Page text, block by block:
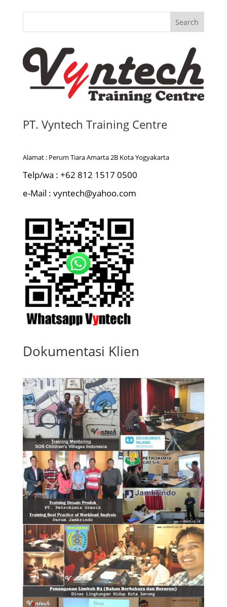
Search
PT. Vyntech Training Centre
Alamat : Perum Tiara Amarta 2B Kota Yogyakarta
Telp/wa : +62 812 1517 0500
e-Mail : vyntech@yahoo.com
Dokumentasi Klien